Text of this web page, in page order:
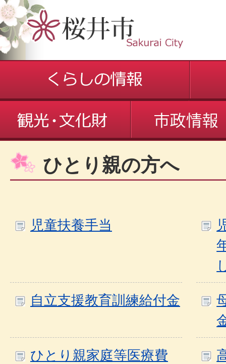
ひとり親の方へ
児童扶養手当
自立支援教育訓練給付金
ひとり親家庭等医療費